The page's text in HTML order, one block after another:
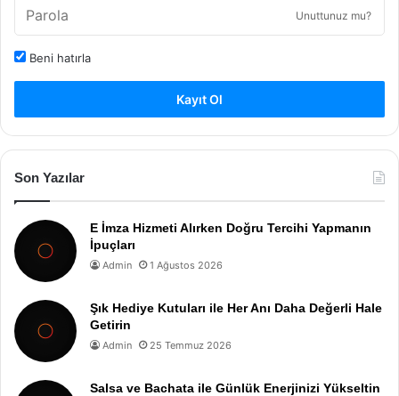
Unuttunuz mu?
Beni hatırla
Kayıt Ol
Son Yazılar
E İmza Hizmeti Alırken Doğru Tercihi Yapmanın
İpuçları
Admin 1 Ağustos 2026
Şık Hediye Kutuları ile Her Anı Daha Değerli Hale
Getirin
Admin 25 Temmuz 2026
Salsa ve Bachata ile Günlük Enerjinizi Yükseltin